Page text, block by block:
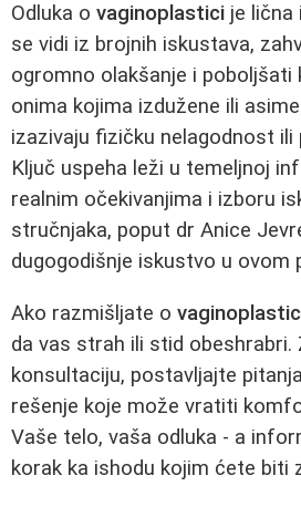
Odluka o vaginoplastici je lična
se vidi iz brojnih iskustava,
ogromno olakšanje i poboljšati
onima kojima izdužene ili
izazivaju fizičku nelagodnost
Ključ uspeha leži u temeljnoj
realnim očekivanjima i izboru
stručnjaka, poput dr Anice
dugogodišnje iskustvo u ovom
Ako razmišljate o
da vas strah ili stid obeshrabri.
konsultaciju, postavljajte
rešenje koje može vratiti
Vaše telo, vaša odluka - a
korak ka ishodu kojim ćete biti